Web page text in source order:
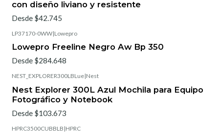
con diseño liviano y resistente
Desde $42.745
LP37170-0WW|Lowepro
Lowepro Freeline Negro Aw Bp 350
Desde $284.648
NEST_EXPLORER300LBLue|Nest
Nest Explorer 300L Azul Mochila para Equipo
Fotográfico y Notebook
Desde $103.673
HPRC3500CUBBLB |HPRC